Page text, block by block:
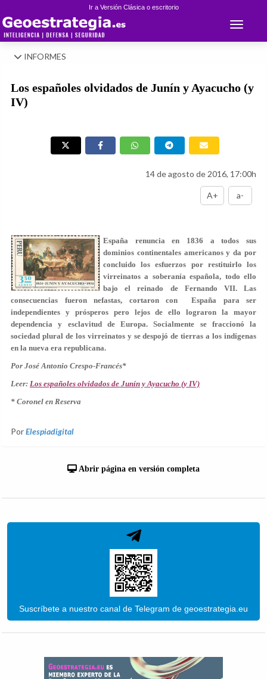
Ir a Versión Clásica o escritorio
Toggle
INFORMES
Los españoles olvidados de Junín y Ayacucho (y
IV)
14 de agosto de 2016, 17:00h
A+ a-
España renuncia en 1836 a todos sus
dominios continentales americanos y da por
concluido los esfuerzos por restituirlo los
virreinatos a soberanía española, todo ello
bajo el reinado de Fernando VII. Las
consecuencias fueron nefastas, cortaron con España para ser
independientes y prósperos pero lejos de ello lograron la mayor
dependencia y esclavitud de Europa. Socialmente se fraccionó la
sociedad plural de los virreinatos y se despojó de tierras a los indígenas
en la nueva era republicana.
Por José Antonio Crespo-Francés*
Leer: Los españoles olvidados de Junín y Ayacucho (y IV)
* Coronel en Reserva
PorElespiadigital
Abrir página en versión completa
Suscríbete a nuestro canal de Telegram de geoestrategia.eu